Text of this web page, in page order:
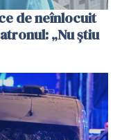
de neînlocuit
„Nu știu